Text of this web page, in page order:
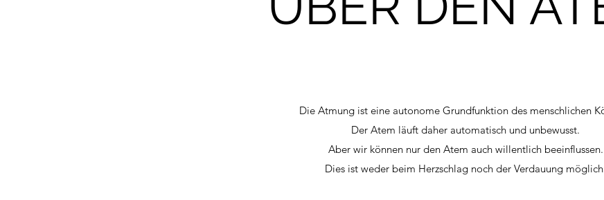
Die Atmung ist eine autonome Grundfunktion des menschlichen
Der Atem läuft daher automatisch und unbewusst.
Aber wir können nur den Atem auch willentlich beeinflussen.
Dies ist weder beim Herzschlag noch der Verdauung